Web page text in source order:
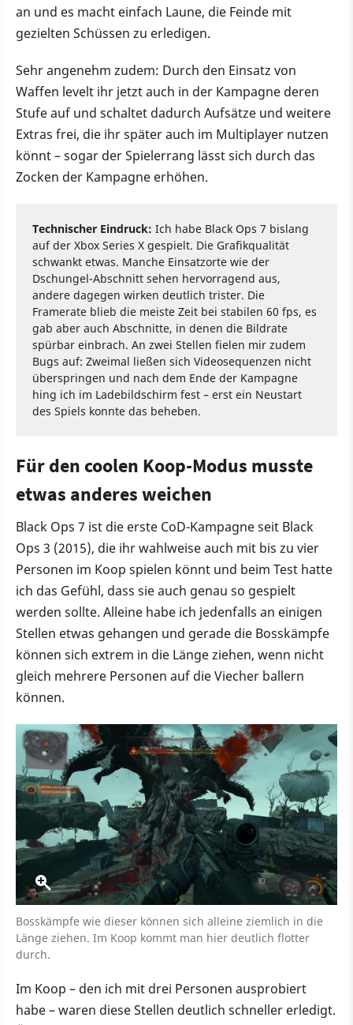
an und es macht einfach Laune, die Feinde mit
gezielten Schüssen zu erledigen.
Sehr angenehm zudem: Durch den Einsatz von
Waffen levelt ihr jetzt auch in der Kampagne deren
Stufe auf und schaltet dadurch Aufsätze und weitere
Extras frei, die ihr später auch im Multiplayer nutzen
könnt – sogar der Spielerrang lässt sich durch das
Zocken der Kampagne erhöhen.
Technischer Eindruck: Ich habe Black Ops 7 bislang
auf der Xbox Series X gespielt. Die Grafikqualität
schwankt etwas. Manche Einsatzorte wie der
Dschungel-Abschnitt sehen hervorragend aus,
andere dagegen wirken deutlich trister. Die
Framerate blieb die meiste Zeit bei stabilen 60 fps, es
gab aber auch Abschnitte, in denen die Bildrate
spürbar einbrach. An zwei Stellen fielen mir zudem
Bugs auf: Zweimal ließen sich Videosequenzen nicht
überspringen und nach dem Ende der Kampagne
hing ich im Ladebildschirm fest – erst ein Neustart
des Spiels konnte das beheben.
Für den coolen Koop-Modus musste
etwas anderes weichen
Black Ops 7 ist die erste CoD-Kampagne seit Black
Ops 3 (2015), die ihr wahlweise auch mit bis zu vier
Personen im Koop spielen könnt und beim Test hatte
ich das Gefühl, dass sie auch genau so gespielt
werden sollte. Alleine habe ich jedenfalls an einigen
Stellen etwas gehangen und gerade die Bosskämpfe
können sich extrem in die Länge ziehen, wenn nicht
gleich mehrere Personen auf die Viecher ballern
können.
Bosskämpfe wie dieser können sich alleine ziemlich in die
Länge ziehen. Im Koop kommt man hier deutlich flotter
durch.
Im Koop – den ich mit drei Personen ausprobiert
habe – waren diese Stellen deutlich schneller erledigt.